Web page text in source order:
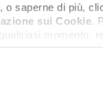
o saperne di più,
sui Cookie.
momento,